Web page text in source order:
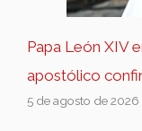
Papa León XIV
apostólico
5 de agosto de 2026